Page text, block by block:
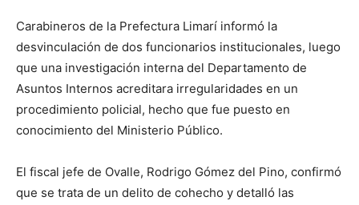
Carabineros de la Prefectura Limarí informó la
desvinculación de dos funcionarios institucionales, luego
que una investigación interna del Departamento de
Asuntos Internos acreditara irregularidades en un
procedimiento policial, hecho que fue puesto en
conocimiento del Ministerio Público.
El fiscal jefe de Ovalle, Rodrigo Gómez del Pino, confirmó
que se trata de un delito de cohecho y detalló las